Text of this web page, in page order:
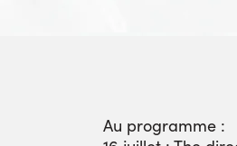
Au programme :